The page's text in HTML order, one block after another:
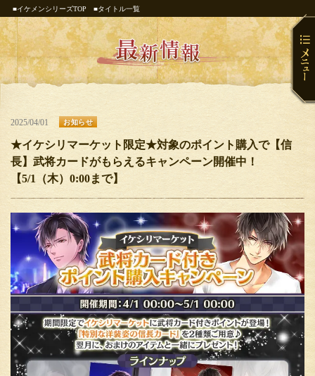
■イケメンシリーズTOP ■タイトル一覧
2025/04/01 お知らせ
★イケシリマーケット限定★対象のポイント購入で【信
長】武将カードがもらえるキャンペーン開催中！
【5/1（木）0:00まで】